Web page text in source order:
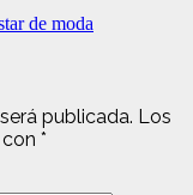
de moda
publicada. Los
*